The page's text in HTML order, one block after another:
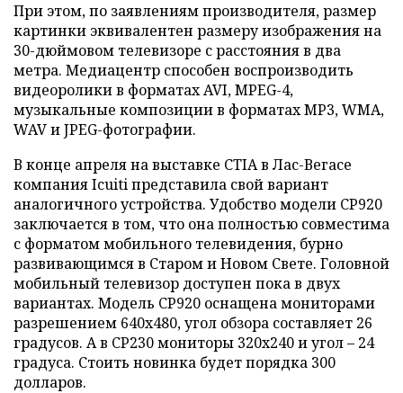
При этом, по заявлениям производителя, размер
картинки эквивалентен размеру изображения на
30-дюймовом телевизоре с расстояния в два
метра. Медиацентр способен воспроизводить
видеоролики в форматах AVI, MPEG-4,
музыкальные композиции в форматах MP3, WMA,
WAV и JPEG-фотографии.
В конце апреля на выставке CTIA в Лас-Вегасе
компания Icuiti представила свой вариант
аналогичного устройства. Удобство модели CP920
заключается в том, что она полностью совместима
с форматом мобильного телевидения, бурно
развивающимся в Старом и Новом Свете. Головной
мобильный телевизор доступен пока в двух
вариантах. Модель CP920 оснащена мониторами
разрешением 640х480, угол обзора составляет 26
градусов. А в CP230 мониторы 320х240 и угол – 24
градуса. Стоить новинка будет порядка 300
долларов.